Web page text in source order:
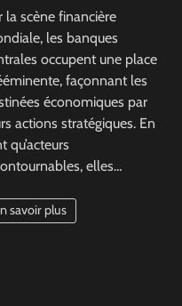
la scène financière
les banques
occupent une place
façonnant les
économiques par
actions stratégiques. En
qu’acteurs
elles…
savoir plus